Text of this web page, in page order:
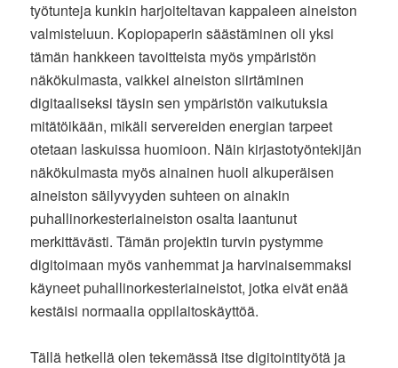
työtunteja kunkin harjoiteltavan kappaleen aineiston
valmisteluun. Kopiopaperin säästäminen oli yksi
tämän hankkeen tavoitteista myös ympäristön
näkökulmasta, vaikkei aineiston siirtäminen
digitaaliseksi täysin sen ympäristön vaikutuksia
mitätöikään, mikäli servereiden energian tarpeet
otetaan laskuissa huomioon. Näin kirjastotyöntekijän
näkökulmasta myös ainainen huoli alkuperäisen
aineiston säilyvyyden suhteen on ainakin
puhallinorkesteriaineiston osalta laantunut
merkittävästi. Tämän projektin turvin pystymme
digitoimaan myös vanhemmat ja harvinaisemmaksi
käyneet puhallinorkesteriaineistot, jotka eivät enää
kestäisi normaalia oppilaitoskäyttöä.
Tällä hetkellä olen tekemässä itse digitointityötä ja